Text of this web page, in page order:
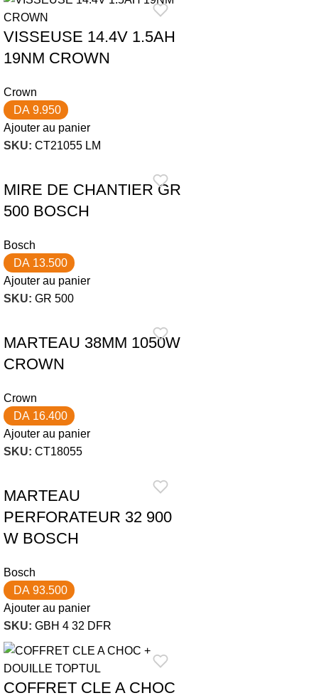
VISSEUSE 14.4V 1.5AH
19NM CROWN
Crown
DA 9.950
Ajouter au panier
SKU: CT21055 LM
MIRE DE CHANTIER GR
500 BOSCH
Bosch
DA 13.500
Ajouter au panier
SKU: GR 500
MARTEAU 38MM 1050W
CROWN
Crown
DA 16.400
Ajouter au panier
SKU: CT18055
MARTEAU
PERFORATEUR 32 900
W BOSCH
Bosch
DA 93.500
Ajouter au panier
SKU: GBH 4 32 DFR
COFFRET CLE A CHOC